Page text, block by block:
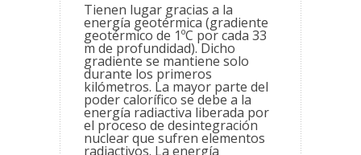
Tienen lugar gracias a la
energía geotérmica (gradiente
geotérmico de 1ºC por cada 33
m de profundidad). Dicho
gradiente se mantiene solo
durante los primeros
kilómetros. La mayor parte del
poder calorífico se debe a la
energía radiactiva liberada por
el proceso de desintegración
nuclear que sufren elementos
radiactivos. La energía